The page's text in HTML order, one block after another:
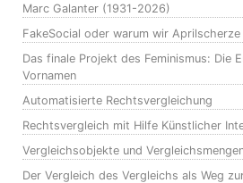
Marc Galanter (1931-2026)
FakeSocial oder warum wir
Das finale Projekt des Feminismus: Die
Vornamen
Automatisierte Rechtsvergleichung
Rechtsvergleich mit Hilfe Künstlicher
Vergleichsobjekte und
Der Vergleich des Vergleichs als Weg